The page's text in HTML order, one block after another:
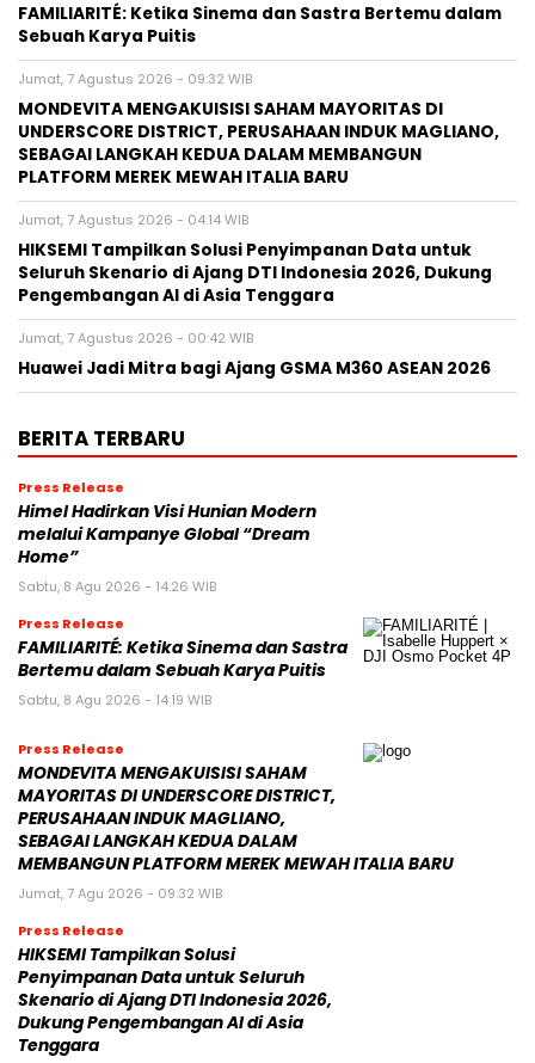
FAMILIARITÉ: Ketika Sinema dan Sastra Bertemu dalam
Sebuah Karya Puitis
Jumat, 7 Agustus 2026 - 09:32 WIB
MONDEVITA MENGAKUISISI SAHAM MAYORITAS DI
UNDERSCORE DISTRICT, PERUSAHAAN INDUK MAGLIANO,
SEBAGAI LANGKAH KEDUA DALAM MEMBANGUN
PLATFORM MEREK MEWAH ITALIA BARU
Jumat, 7 Agustus 2026 - 04:14 WIB
HIKSEMI Tampilkan Solusi Penyimpanan Data untuk
Seluruh Skenario di Ajang DTI Indonesia 2026, Dukung
Pengembangan AI di Asia Tenggara
Jumat, 7 Agustus 2026 - 00:42 WIB
Huawei Jadi Mitra bagi Ajang GSMA M360 ASEAN 2026
BERITA TERBARU
Press Release
Himel Hadirkan Visi Hunian Modern
melalui Kampanye Global “Dream
Home”
Sabtu, 8 Agu 2026 - 14:26 WIB
Press Release
FAMILIARITÉ: Ketika Sinema dan Sastra
Bertemu dalam Sebuah Karya Puitis
Sabtu, 8 Agu 2026 - 14:19 WIB
Press Release
MONDEVITA MENGAKUISISI SAHAM
MAYORITAS DI UNDERSCORE DISTRICT,
PERUSAHAAN INDUK MAGLIANO,
SEBAGAI LANGKAH KEDUA DALAM
MEMBANGUN PLATFORM MEREK MEWAH ITALIA BARU
Jumat, 7 Agu 2026 - 09:32 WIB
Press Release
HIKSEMI Tampilkan Solusi
Penyimpanan Data untuk Seluruh
Skenario di Ajang DTI Indonesia 2026,
Dukung Pengembangan AI di Asia
Tenggara